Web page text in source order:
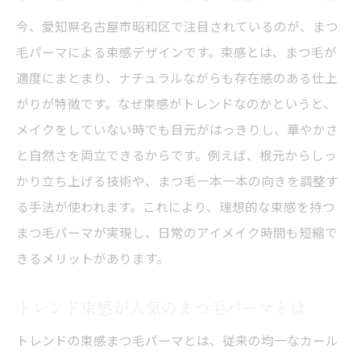
まつ毛パーマ新常識！自然束感のつくり方
ナチュラル派必見のまつ毛パーマ束感術
束感まつ毛パーマで叶える自然な目元美
理想の束感を引き出すまつ毛パーマのコツ
まつ毛パーマで理想の束感を作るポイント
束感を引き出すまつ毛パーマ施術のコツ
まつ毛パーマで失敗しない束感仕上げ術
まつ毛パーマ達人が実践する束感調整法
束感まつ毛パーマを長持ちさせる方法
今、愛知県名古屋市昭和区で注目されているのが、まつ
毛パーマによる束感デザインです。束感とは、まつ毛が
適度にまとまり、ナチュラルながらも存在感のある仕上
がりが特徴です。なぜ束感がトレンドなのかというと、
メイクをしていない時でも目元がはっきりし、華やかさ
と自然さを両立できるからです。例えば、根元からしっ
かり立ち上げる技術や、まつ毛一本一本の向きを調整す
る手法が使われます。これにより、理想的な束感を持つ
まつ毛パーマが実現し、日常のアイメイク時間も短縮で
きるメリットがあります。
トレンドの束感まつ毛パーマとは、従来の均一なカール